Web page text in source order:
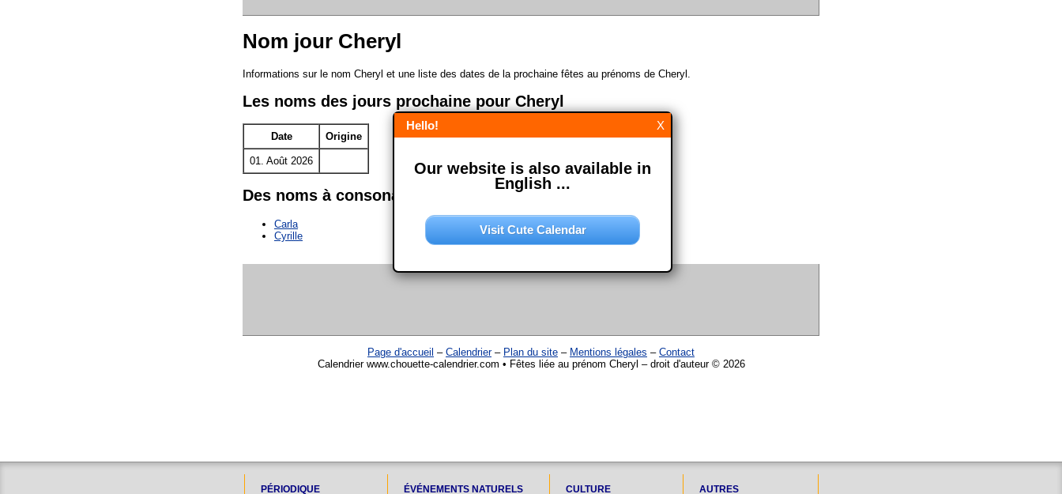
Nom jour Cheryl
Informations sur le nom Cheryl et une liste des dates de la prochaine fêtes au prénoms de Cheryl.
Les noms des jours prochaine pour Cheryl
Date Origine
01. Août 2026
Des noms à consonance semblables
Carla
Cyrille
Page d'accueil – Calendrier– Plan du site – Mentions légales – Contact
Calendrier www.chouette-calendrier.com • Fêtes liée au prénom Cheryl – droit d'auteur © 2026
PÉRIODIQUE ÉVÉNEMENTS NATURELS CULTURE AUTRES
X
Hello!
Our website is also available in
English ...
Visit Cute Calendar